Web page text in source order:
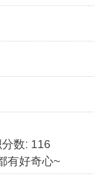
数: 116
有好奇心~